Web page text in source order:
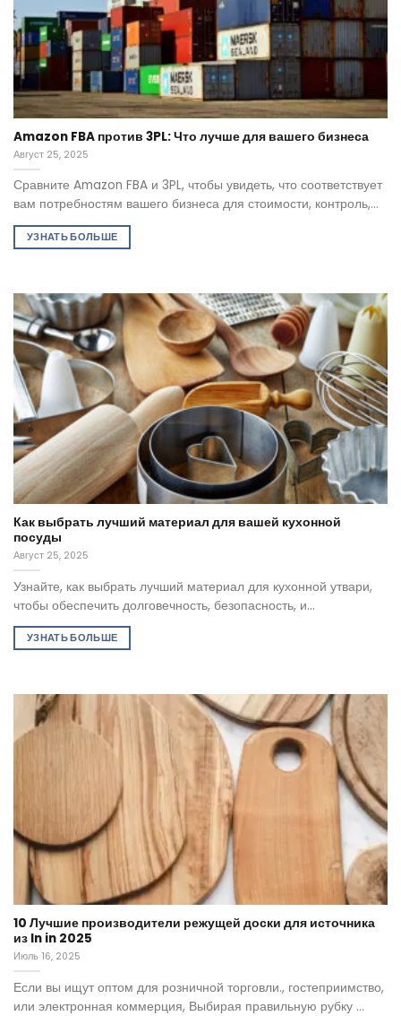
Amazon FBA против 3PL: Что лучше для вашего бизнеса
Август 25, 2025
Сравните Amazon FBA и 3PL, чтобы увидеть, что соответствует
вам потребностям вашего бизнеса для стоимости, контроль,...
УЗНАТЬ БОЛЬШЕ
Как выбрать лучший материал для вашей кухонной
посуды
Август 25, 2025
Узнайте, как выбрать лучший материал для кухонной утвари,
чтобы обеспечить долговечность, безопасность, и...
УЗНАТЬ БОЛЬШЕ
10 Лучшие производители режущей доски для источника
из In in 2025
Июль 16, 2025
Если вы ищут оптом для розничной торговли., гостеприимство,
или электронная коммерция, Выбирая правильную рубку ...